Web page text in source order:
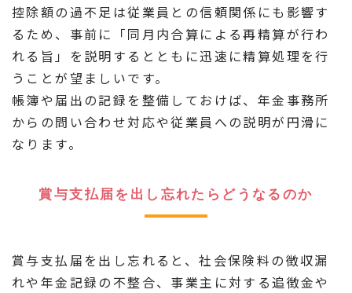
控除額の過不足は従業員との信頼関係にも影響す
るため、事前に「同月内合算による再精算が行わ
れる旨」を説明するとともに迅速に精算処理を行
うことが望ましいです。
帳簿や届出の記録を整備しておけば、年金事務所
からの問い合わせ対応や従業員への説明が円滑に
なります。
賞与支払届を出し忘れたらどうなるのか
賞与支払届を出し忘れると、社会保険料の徴収漏
れや年金記録の不整合、事業主に対する追徴金や